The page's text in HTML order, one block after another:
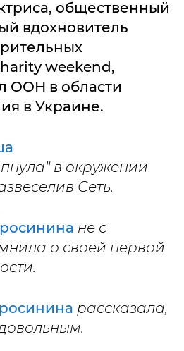
общественный
вдохновитель
weekend,
ООН в области
в Украине.
в окружении
Сеть.
не с
о своей первой
рассказала,